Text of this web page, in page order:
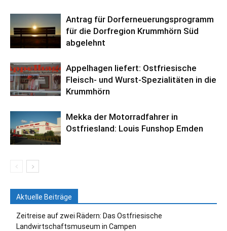
Antrag für Dorferneuerungsprogramm
für die Dorfregion Krummhörn Süd
abgelehnt
Appelhagen liefert: Ostfriesische
Fleisch- und Wurst-Spezialitäten in die
Krummhörn
Mekka der Motorradfahrer in
Ostfriesland: Louis Funshop Emden
Aktuelle Beiträge
Zeitreise auf zwei Rädern: Das Ostfriesische
Landwirtschaftsmuseum in Campen